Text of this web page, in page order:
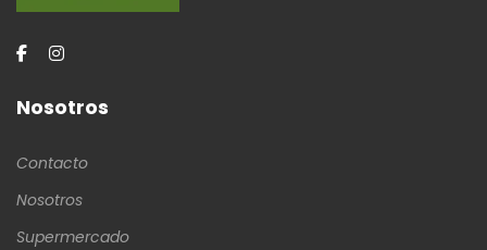
Nosotros
Contacto
Nosotros
Supermercado